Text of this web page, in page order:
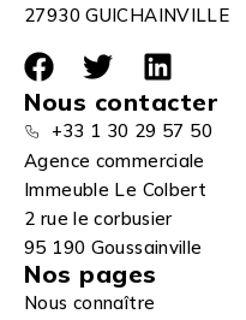
27930 GUICHAINVILLE
Nous contacter
+33 1 30 29 57 50
Agence commerciale
Immeuble Le Colbert
2 rue le corbusier
95 190 Goussainville
Nos pages
Nous connaître